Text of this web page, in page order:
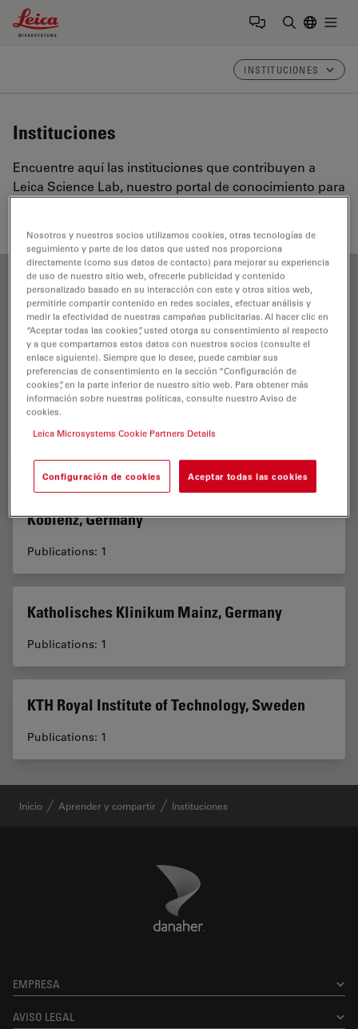
Leica Microsystems Logo
INSTITUCIONES
Instituciones
Encuentre aquí las instituciones que contribuyen a
Leica Science Lab, nuestro portal de conocimiento para
Show all A B C D E F G H I J K L
M N O P R S T U V W
Karolinska Institute, Stockholm, Sweden
Publications: 1
Katholisches Klinikum Koblenz · Montabaur,
Koblenz, Germany
Publications: 1
Katholisches Klinikum Mainz, Germany
Publications: 1
KTH Royal Institute of Technology, Sweden
Publications: 1
Inicio Aprender y compartir Instituciones
Danaher Logo
EMPRESA
AVISO LEGAL
Nosotros y nuestros socios utilizamos cookies, otras tecnologías de
seguimiento y parte de los datos que usted nos proporciona
directamente (como sus datos de contacto) para mejorar su experiencia
de uso de nuestro sitio web, ofrecerle publicidad y contenido
personalizado basado en su interacción con este y otros sitios web,
permitirle compartir contenido en redes sociales, efectuar análisis y
medir la efectividad de nuestras campañas publicitarias. Al hacer clic en
“Aceptar todas las cookies”, usted otorga su consentimiento al respecto
y a que compartamos estos datos con nuestros socios (consulte el
enlace siguiente). Siempre que lo desee, puede cambiar sus
preferencias de consentimiento en la sección “Configuración de
cookies”, en la parte inferior de nuestro sitio web. Para obtener más
información sobre nuestras políticas, consulte nuestro Aviso de
cookies.
Leica Microsystems Cookie Partners Details
Configuración de cookies Aceptar todas las cookies